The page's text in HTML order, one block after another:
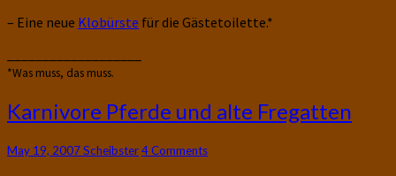
– Eine neue Klobürste für die Gästetoilette.*
*Was muss, das muss.
Karnivore
Pferde
alte
Karnivore Pferde und alte Fregatten
May 19, 2007ScheibsterComments
4 Comments